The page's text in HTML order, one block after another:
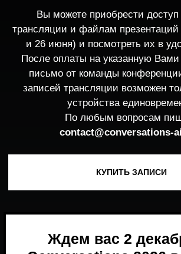
записей трансляции возможен только с одного
устройства единовременно.
По любым вопросам пишите
contact@conversations-ai.co m
Ждем вас 2 декабря на
Conversations 2026 в Москве
ПОДПИСАТЬСЯ НА НОВОСТИ